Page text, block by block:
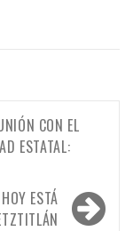
CON EL
ESTATAL:
ESTÁ